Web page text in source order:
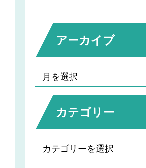
アーカイブ
カテゴリー